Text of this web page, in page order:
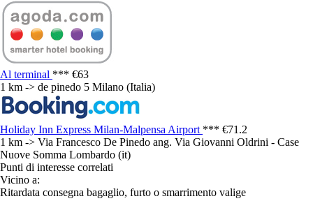
Al terminal *** €63
1 km -> de pinedo 5 Milano (Italia)
Holiday Inn Express Milan-Malpensa Airport *** €71.2
1 km -> Via Francesco De Pinedo ang. Via Giovanni Oldrini - Case
Nuove Somma Lombardo (it)
Punti di interesse correlati
Vicino a:
Ritardata consegna bagaglio, furto o smarrimento valige